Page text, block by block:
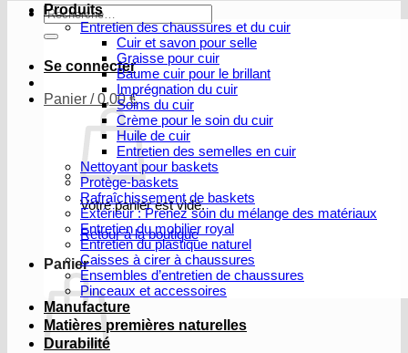
Recherche
pour :
Se connecter
Panier /0,00€
Votre panier est vide.
Retour à la boutique
Panier
Produits
Entretien des chaussures et du cuir
Cuir et savon pour selle
Graisse pour cuir
Baume cuir pour le brillant
Imprégnation du cuir
Soins du cuir
Crème pour le soin du cuir
Huile de cuir
Entretien des semelles en cuir
Nettoyant pour baskets
Protège-baskets
Rafraîchissement de baskets
Extérieur : Prenez soin du mélange des matériaux
Entretien du mobilier royal
Entretien du plastique naturel
Caisses à cirer à chaussures
Ensembles d’entretien de chaussures
Pinceaux et accessoires
Manufacture
Matières premières naturelles
Durabilité